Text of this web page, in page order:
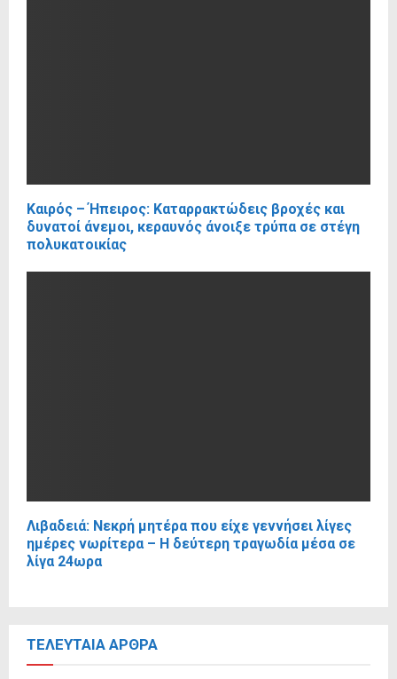
Καιρός – Ήπειρος: Καταρρακτώδεις βροχές και
δυνατοί άνεμοι, κεραυνός άνοιξε τρύπα σε στέγη
πολυκατοικίας
Λιβαδειά: Νεκρή μητέρα που είχε γεννήσει λίγες
ημέρες νωρίτερα – Η δεύτερη τραγωδία μέσα σε
λίγα 24ωρα
ΤΕΛΕΥΤΑΊΑ ΆΡΘΡΑ